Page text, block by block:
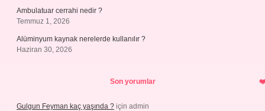
Ambulatuar cerrahi nedir ?
Temmuz 1, 2026
Alüminyum kaynak nerelerde kullanılır ?
Haziran 30, 2026
Son yorumlar
Gulgun Feyman kaç yaşında ? için admin